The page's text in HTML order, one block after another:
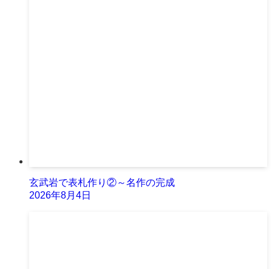
玄武岩で表札作り②～名作の完成
2026年8月4日